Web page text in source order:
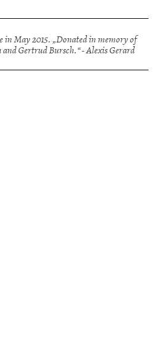
in May 2015. „Donated in memory of
Gertrud Bursch.“ - Alexis Gerard